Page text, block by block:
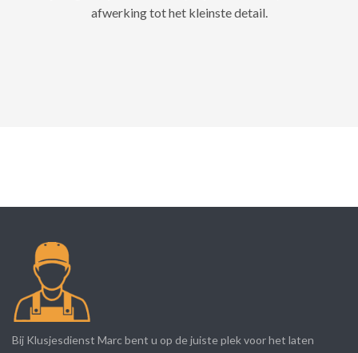
afwerking tot het kleinste detail.
Bij Klusjesdienst Marc bent u op de juiste plek voor het laten